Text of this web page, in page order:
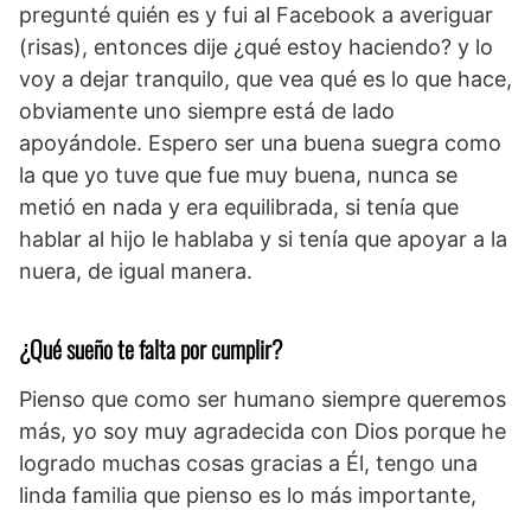
pregunté quién es y fui al Facebook a averiguar
(risas), entonces dije ¿qué estoy haciendo? y lo
voy a dejar tranquilo, que vea qué es lo que hace,
obviamente uno siempre está de lado
apoyándole. Espero ser una buena suegra como
la que yo tuve que fue muy buena, nunca se
metió en nada y era equilibrada, si tenía que
hablar al hijo le hablaba y si tenía que apoyar a la
nuera, de igual manera.
¿Qué sueño te falta por cumplir?
Pienso que como ser humano siempre queremos
más, yo soy muy agradecida con Dios porque he
logrado muchas cosas gracias a Él, tengo una
linda familia que pienso es lo más importante,